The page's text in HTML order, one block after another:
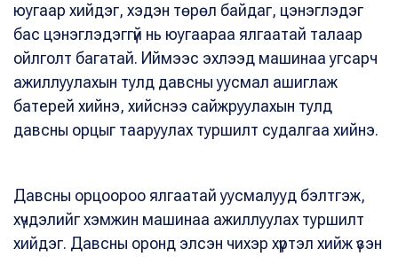
юугаар хийдэг, хэдэн төрөл байдаг, цэнэглэдэг
бас цэнэглэдэггүй нь юугаараа ялгаатай талаар
ойлголт багатай. Иймээс эхлээд машинаа угсарч
ажиллуулахын тулд давсны уусмал ашиглаж
батерей хийнэ, хийснээ сайжруулахын тулд
давсны орцыг тааруулах туршилт судалгаа хийнэ.
Давсны орцоороо ялгаатай уусмалууд бэлтгэж,
хүчдэлийг хэмжин машинаа ажиллуулах туршилт
хийдэг. Давсны оронд элсэн чихэр хүртэл хийж үзэн